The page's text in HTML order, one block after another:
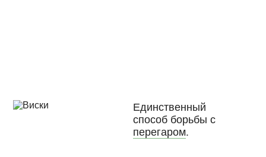
Единственный
способ борьбы с
перегаром.